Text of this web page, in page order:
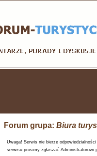
Forum grupa: Biura
Uwaga! Serwis nie bierze
serwisu prosimy zgłaszać Administratorowi